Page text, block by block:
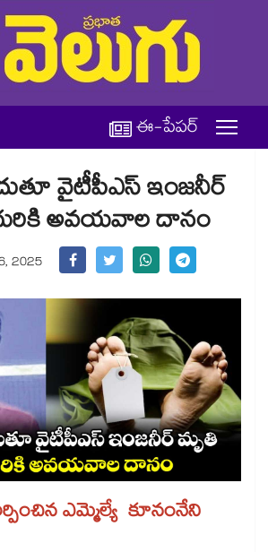
ఈ-పేపర్
వైటీపీఎస్ ఇంజనీర్
అవయవాల దానం
2025
ఎమ్మెల్యే కూనంనేని